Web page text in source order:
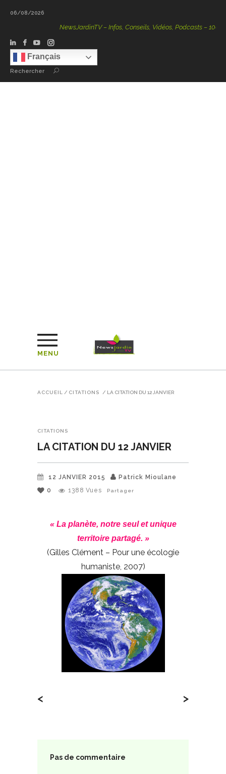
06/08/2026
NewsJardinTV – Infos, Conseils, Vidéos, Podcasts – 100 %
Français
Rechercher
MENU
ACCUEIL / CITATIONS / LA CITATION DU 12 JANVIER
CITATIONS
LA CITATION DU 12 JANVIER
12 JANVIER 2015
Patrick Mioulane
0
1388 Vues Partager
« La planète, notre seul et unique
territoire partagé. »
(Gilles Clément – Pour une écologie
humaniste, 2007)
< >
Pas de commentaire